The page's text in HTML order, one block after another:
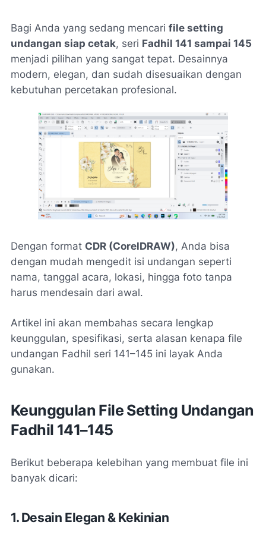
Bagi Anda yang sedang mencari file setting
undangan siap cetak, seri Fadhil 141 sampai 145
menjadi pilihan yang sangat tepat. Desainnya
modern, elegan, dan sudah disesuaikan dengan
kebutuhan percetakan profesional.
Dengan format CDR (CorelDRAW), Anda bisa
dengan mudah mengedit isi undangan seperti
nama, tanggal acara, lokasi, hingga foto tanpa
harus mendesain dari awal.
Artikel ini akan membahas secara lengkap
keunggulan, spesifikasi, serta alasan kenapa file
undangan Fadhil seri 141–145 ini layak Anda
gunakan.
Keunggulan File Setting Undangan
Fadhil 141–145
Berikut beberapa kelebihan yang membuat file ini
banyak dicari:
1. Desain Elegan & Kekinian